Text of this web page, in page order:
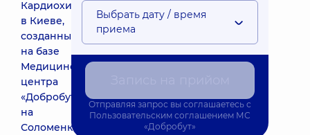
Кардиохирургии
в Киеве,
созданный
на базе
Медицинского
центра
«Добробут»
на
Соломенке,
Выбрать дату / время
приема
Отправляя запрос вы соглашаетесь с
Пользовательским соглашением МС
«Добробут»